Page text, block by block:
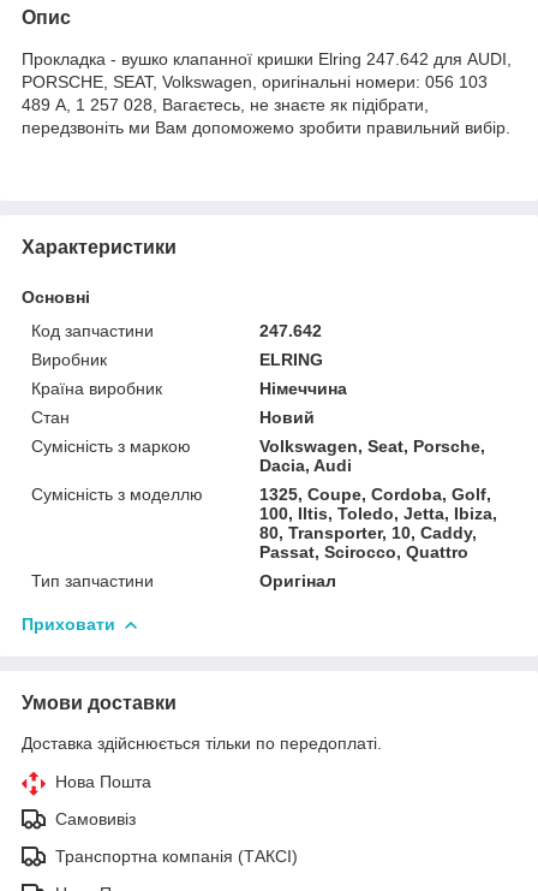
Опис
Прокладка - вушко клапанної кришки Elring 247.642 для AUDI,
PORSCHE, SEAT, Volkswagen, оригінальні номери: 056 103
489 A, 1 257 028, Вагаєтесь, не знаєте як підібрати,
передзвоніть ми Вам допоможемо зробити правильний вибір.
Характеристики
Основні
Код запчастини
247.642
Виробник
ELRING
Країна виробник
Німеччина
Стан
Новий
Сумісність з маркою
Volkswagen, Seat, Porsche,
Dacia, Audi
Сумісність з моделлю
1325, Coupe, Cordoba, Golf,
100, Iltis, Toledo, Jetta, Ibiza,
80, Transporter, 10, Caddy,
Passat, Scirocco, Quattro
Тип запчастини
Оригінал
Приховати
Умови доставки
Доставка здійснюється тільки по передоплаті.
Нова Пошта
Самовивіз
Транспортна компанія (ТАКСІ)